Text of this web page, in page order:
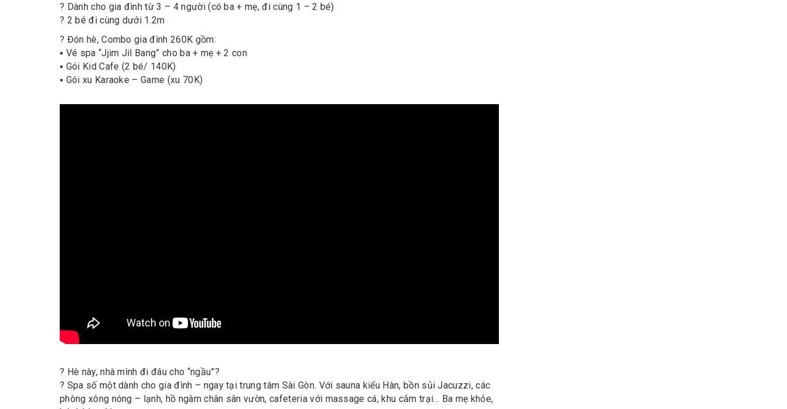
? Dành cho gia đình từ 3 – 4 người (có ba + mẹ, đi cùng 1 – 2 bé)
? 2 bé đi cùng dưới 1.2m
? Đón hè, Combo gia đình 260K gồm:
▪️ Vé spa “Jjim Jil Bang” cho ba + mẹ + 2 con
▪️ Gói Kid Cafe (2 bé/ 140K)
▪️ Gói xu Karaoke – Game (xu 70K)
? Hè này, nhà mình đi đâu cho “ngầu”?
? Spa số một dành cho gia đình – ngay tại trung tâm Sài Gòn. Với sauna kiểu Hàn, bồn sủi Jacuzzi, các
phòng xông nóng – lạnh, hồ ngâm chân sân vườn, cafeteria với massage cá, khu cắm trại… Ba mẹ khỏe,